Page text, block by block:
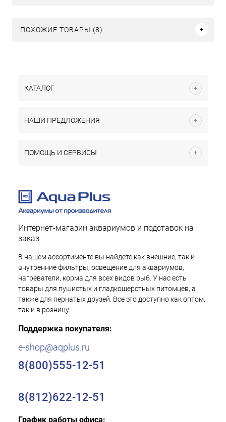
ПОХОЖИЕ ТОВАРЫ (8)
КАТАЛОГ
НАШИ ПРЕДЛОЖЕНИЯ
ПОМОЩЬ И СЕРВИСЫ
Интернет-магазин аквариумов и подставок на
заказ
В нашем ассортименте вы найдете как внешние, так и
внутренние фильтры, освещение для аквариумов,
нагреватели, корма для всех видов рыб. У нас есть
товары для пушистых и гладкошерстных питомцев, а
также для пернатых друзей. Все это доступно как оптом,
так и в розницу.
Поддержка покупателя:
e-shop@aqplus.ru
8(800)555-12-51
8(812)622-12-51
График работы офиса: